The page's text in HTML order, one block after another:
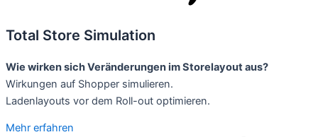
Total Store Simulation
Wie wirken sich Veränderungen im Storelayout aus?
Wirkungen auf Shopper simulieren.
Ladenlayouts vor dem Roll-out optimieren.
Mehr erfahren